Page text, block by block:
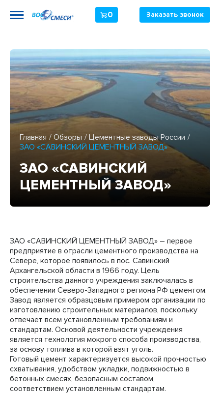
0 Заказать звонок
Главная Обзоры
Цементные заводы России
ЗАО «САВИНСКИЙ ЦЕМЕНТНЫЙ ЗАВОД»
ЗАО «САВИНСКИЙ
ЦЕМЕНТНЫЙ ЗАВОД»
ЗАО «САВИНСКИЙ ЦЕМЕНТНЫЙ ЗАВОД» – первое
предприятие в отрасли цементного производства на
Севере, которое появилось в пос. Савинский
Архангельской области в 1966 году. Цель
строительства данного учреждения заключалась в
обеспечении Северо-Западного региона РФ цементом.
Завод является образцовым примером организации по
изготовлению строительных материалов, поскольку
отвечает всем установленным требованиям и
стандартам. Основой деятельности учреждения
является технология мокрого способа производства,
за основу топлива в которой взят уголь.
Готовый цемент характеризуется высокой прочностью
схватывания, удобством укладки, подвижностью в
бетонных смесях, безопасным составом,
соответствием установленным стандартам.